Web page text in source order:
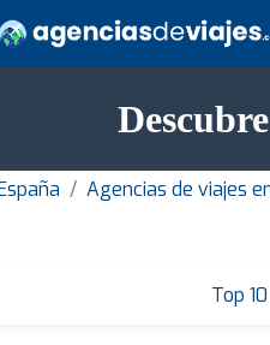
Agencias de viajes
Top 10